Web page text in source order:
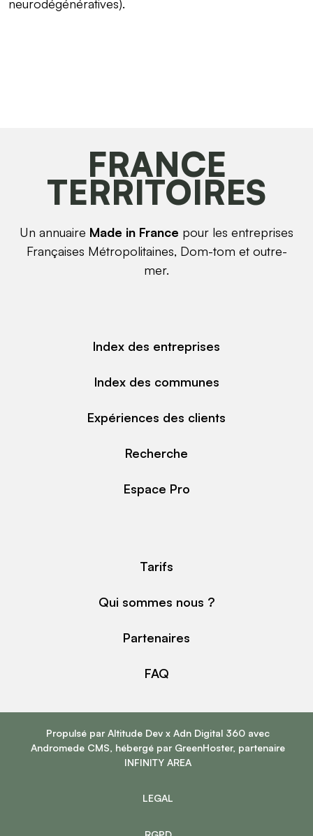
neurodégénératives).
FRANCE
TERRITOIRES
Un annuaire Made in France pour les entreprises
Françaises Métropolitaines, Dom-tom et outre-
mer.
Index des entreprises
Index des communes
Expériences des clients
Recherche
Espace Pro
Tarifs
Qui sommes nous ?
Partenaires
FAQ
Propulsé par Altitude Devx Adn Digital 360avec
Andromede CMS, hébergé par GreenHoster, partenaire
INFINITY AREA
LEGAL